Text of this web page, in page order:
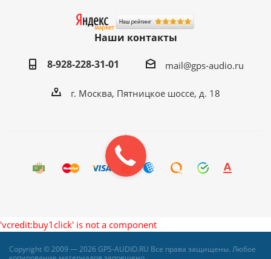
Наши контакты
8-928-228-31-01
mail@gps-audio.ru
г. Москва, Пятницкое шоссе, д. 18
'vcredit:buy1click' is not a component
Copyright © 2009 — 2026 GPS-AUDIO.RU Все права защищены. Любое